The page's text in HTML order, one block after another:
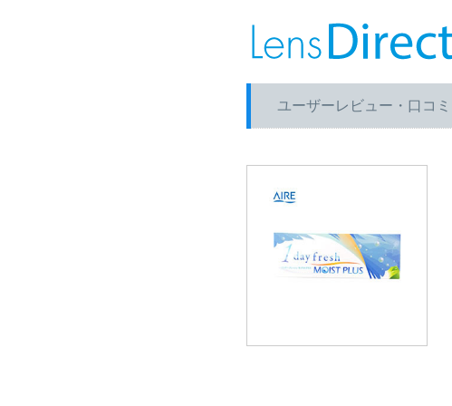
ユーザーレビュー・口コミ